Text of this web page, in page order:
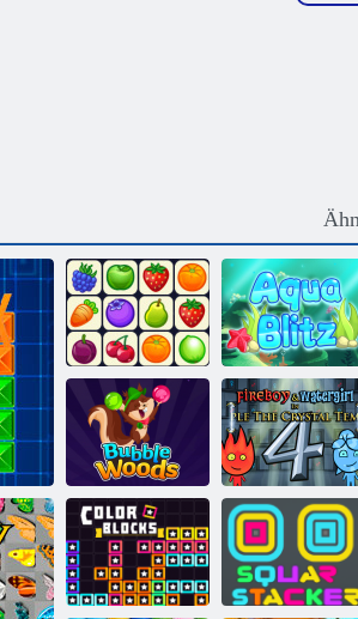
Onet Connect Aqua Blitz
Bubble Woods
Feuer und
Wasser 4:
Kristalltempel